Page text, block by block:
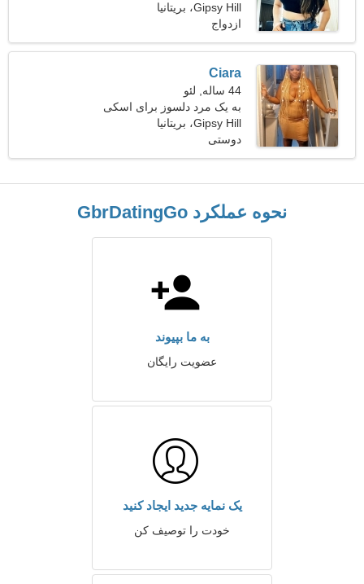
Gipsy Hill، بریتانیا
ازدواج
Ciara
44 ساله, لئو
به یک مرد دلسوز برای اسکی
نیازمندم
Gipsy Hill، بریتانیا
دوستی
نحوه عملکرد GbrDatingGo
به ما بپیوند
عضویت رایگان
یک نمایه جدید ایجاد کنید
خودت را توصیف کن